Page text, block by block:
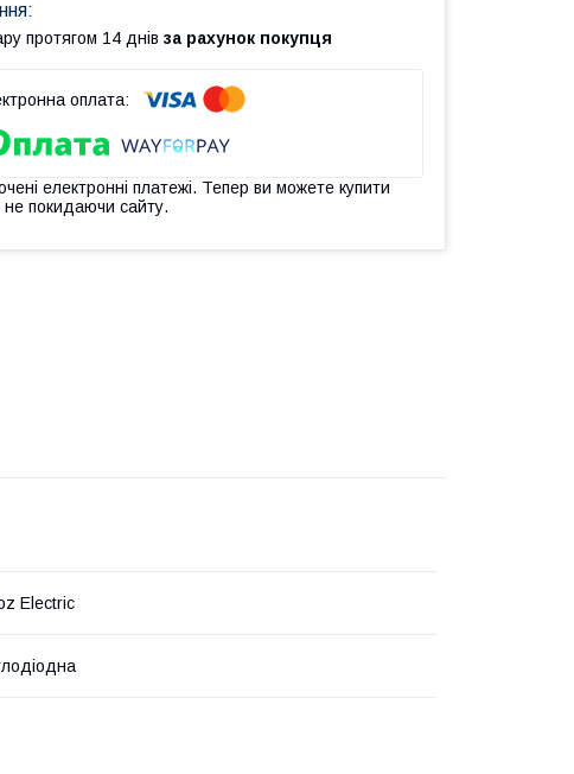
протягом 14 днів за рахунок покупця
електронні платежі. Тепер ви можете купити
покидаючи сайту.
Electric